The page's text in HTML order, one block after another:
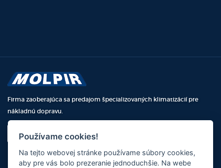
Firma zaoberajúca sa predajom špecializovaných klimatizácií pre
nákladnú dopravu.
NAPÍŠTE NÁM
BLUE LINE GREEN LINE
Používame cookies!
Na tejto webovej stránke používame súbory cookies,
aby pre vás bolo prezeranie jednoduchšie. Na webe